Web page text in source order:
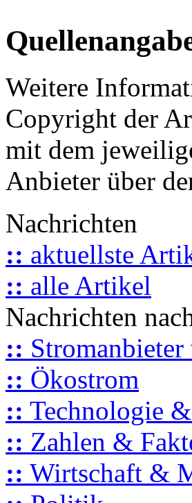
Weitere
Copyright der
mit dem
Anbieter über
Nachrichten
:: aktuellste
:: alle Artikel
Nachrichten
:: Stromanbieter
:: Ökostrom
:: Technologie
:: Zahlen &
:: Wirtschaft &